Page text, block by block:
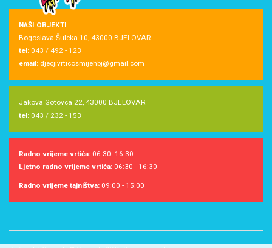
NAŠI OBJEKTI
Bogoslava Šuleka 10, 43000 BJELOVAR
tel: 043 / 492 - 123
email: djecjivrticosmijehbj@gmail.com
Jakova Gotovca 22, 43000 BJELOVAR
tel: 043 / 232 - 153
Radno vrijeme vrtića: 06:30 -16:30
Ljetno radno vrijeme vrtića: 06:30 - 16:30
Radno vrijeme tajništva: 09:00 - 15:00